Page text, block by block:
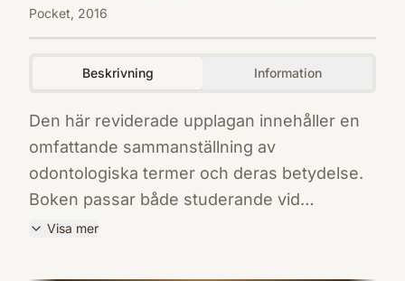
Pocket, 2016
Beskrivning Information
Den här reviderade upplagan innehåller en
omfattande sammanställning av
odontologiska termer och deras betydelse.
Boken passar både studerande vid
tandvårdsutbildningarna och
Visa mer